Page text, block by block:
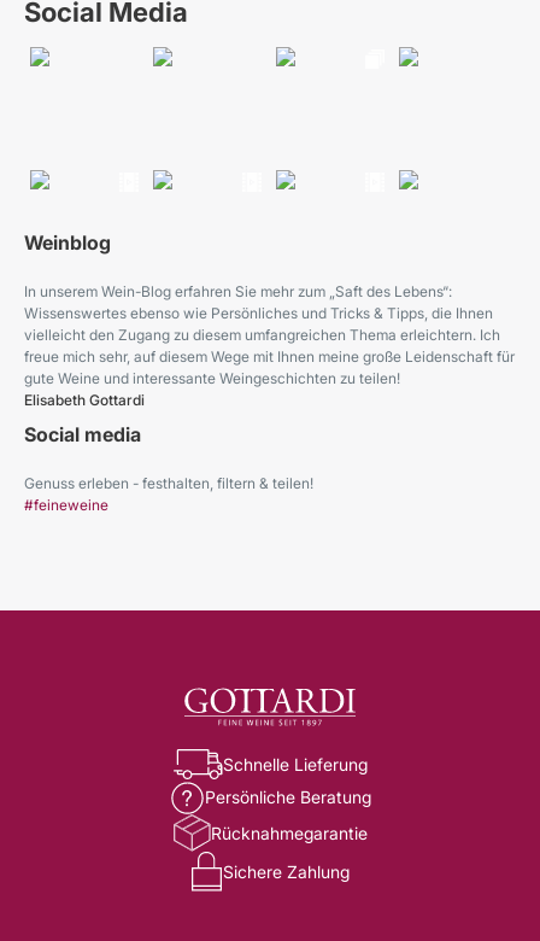
Social Media
Weinblog
In unserem Wein-Blog erfahren Sie mehr zum „Saft des Lebens“:
Wissenswertes ebenso wie Persönliches und Tricks & Tipps, die Ihnen
vielleicht den Zugang zu diesem umfangreichen Thema erleichtern. Ich
freue mich sehr, auf diesem Wege mit Ihnen meine große Leidenschaft für
gute Weine und interessante Weingeschichten zu teilen!
Elisabeth Gottardi
Social media
Genuss erleben - festhalten, filtern & teilen!
#feineweine
Schnelle Lieferung
Persönliche Beratung
Rücknahmegarantie
Sichere Zahlung